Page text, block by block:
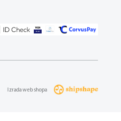
Izrada web shopa